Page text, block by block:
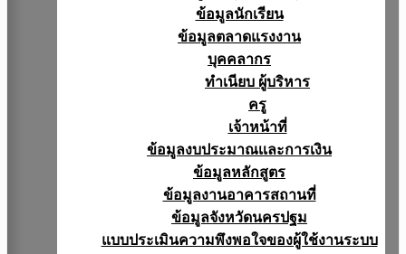
ข้อมูลนักเรียน
ข้อมูลตลาดแรงงาน
บุคคลากร
ทำเนียบ ผู้บริหาร
ครู
เจ้าหน้าที่
ข้อมูลงบประมาณเเละการเงิน
ข้อมูลหลักสูตร
ข้อมูลงานอาคารสถานที่
ข้อมูลจังหวัดนครปฐม
แบบประเมินความพึงพอใจของผู้ใช้งานระบบ